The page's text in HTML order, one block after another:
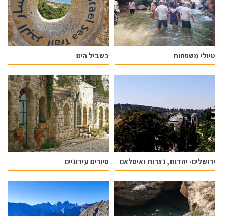
טיולי משפחות בשביל הים
ירושלים- יהדות, נצרות ואיסלאם סיורים עירוניים